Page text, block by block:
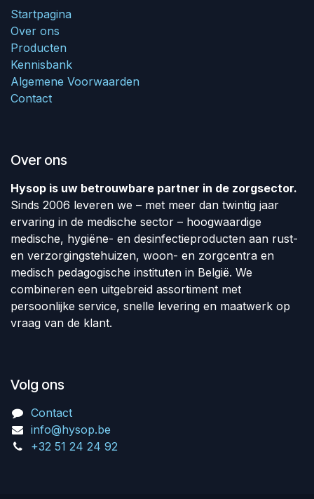
Startpagina
Over ons
Producten
Kennisbank
Algemene Voorwaarden
Contact
Over ons
Hysop is uw betrouwbare partner in de zorgsector.
Sinds 2006 leveren we – met meer dan twintig jaar
ervaring in de medische sector – hoogwaardige
medische, hygiëne- en desinfectieproducten aan rust-
en verzorgingstehuizen, woon- en zorgcentra en
medisch pedagogische instituten in België. We
combineren een uitgebreid assortiment met
persoonlijke service, snelle levering en maatwerk op
vraag van de klant.
Volg ons
Contact
info@hysop.be
+32 51 24 24 92